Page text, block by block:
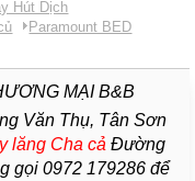
Hút Dịch
Paramount BED
MẠI B&B
Văn Thụ, Tân Sơn
lăng Cha cả Đường
gọi 0972 179286 để